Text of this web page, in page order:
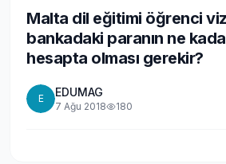
Malta dil eğitimi öğrenci
bankadaki paranın ne
hesapta olması gerekir?
E EDUMAG
7 Ağu 2018 180